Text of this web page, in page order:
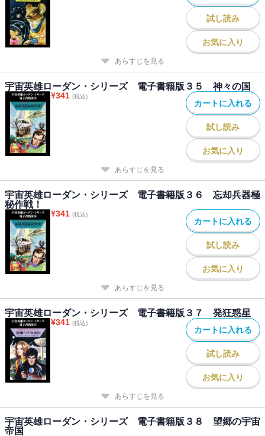
試し読み
お気に入り
あらすじを見る
宇宙英雄ローダン・シリーズ 電子書籍版３５ 神々の国
¥341 (税込)
カートに入れる
試し読み
お気に入り
あらすじを見る
宇宙英雄ローダン・シリーズ 電子書籍版３６ 忘却兵器極
秘作戦！
¥341 (税込)
カートに入れる
試し読み
お気に入り
あらすじを見る
宇宙英雄ローダン・シリーズ 電子書籍版３７ 発狂惑星
¥341 (税込)
カートに入れる
試し読み
お気に入り
あらすじを見る
宇宙英雄ローダン・シリーズ 電子書籍版３８ 望郷の宇宙
帝国